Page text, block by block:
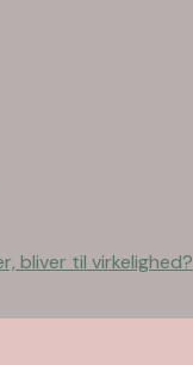
bliver til virkelighed?